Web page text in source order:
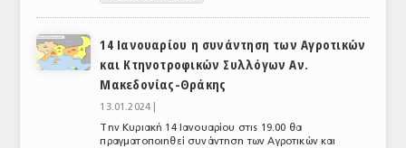
ΕΥΡΩΠΑΪΚΗ ΝΟΜΟΘΕΣΙΑ14 Ιανουαρίου η συνάντηση των Αγροτικών
και Κτηνοτροφικών Συλλόγων Αν.
Μακεδονίας-Θράκης
13.01.2024 |
Την Κυριακή 14 Ιανουαρίου στις 19.00 θα
πραγματοποιηθεί συνάντηση των Αγροτικών και